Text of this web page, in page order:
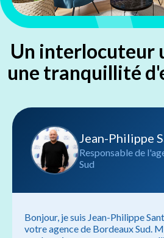
Un interlocuteur
une tranquillité
Jean-Philippe
Responsable de
Sud
Bonjour, je suis Jean-Philippe
votre agence de Bordeaux Sud.